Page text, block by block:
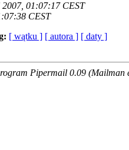
01:07:17 CEST
CEST
[ wątku ] [ autora ] [ daty ]
Pipermail 0.09 (Mailman